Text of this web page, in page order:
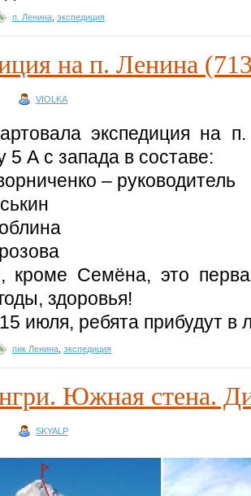
п. Ленина экспедиция
на п. Ленина
VIOLKA
экспедиция на
5 А с запада в составе:
– руководитель
кроме Семёна, это
здоровья!
июля, ребята прибудут в
пик Ленина экспедиция
Южная стена.
SKYALP